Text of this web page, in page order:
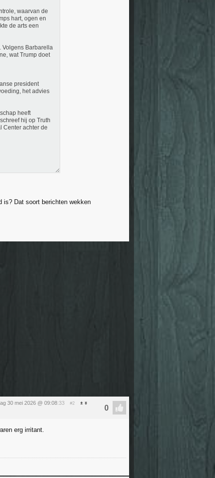
waarvan de
hart, ogen en
de arts een
Volgens Barbarella
wat Trump doet
president
het advies
heeft
hij op Truth
Center achter de
is? Dat soort berichten wekken
30 mei 2026 @ 09:08:33 #2
erg irritant.